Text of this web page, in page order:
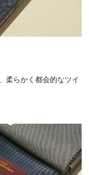
柔らかく都会的なツイ